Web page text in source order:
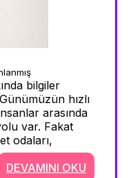
bilgiler
hızlı
arasında
var. Fakat
odaları,
DEVAMINI OKU